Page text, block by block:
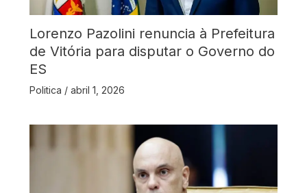
Lorenzo Pazolini renuncia à Prefeitura
de Vitória para disputar o Governo do
ES
Politica / abril 1, 2026